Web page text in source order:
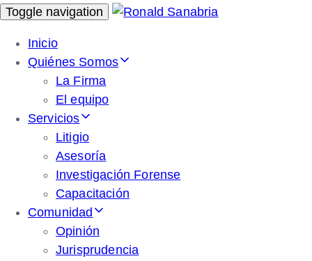
Toggle navigation
Inicio
Quiénes Somos
La Firma
El equipo
Servicios
Litigio
Asesoría
Investigación Forense
Capacitación
Comunidad
Opinión
Jurisprudencia